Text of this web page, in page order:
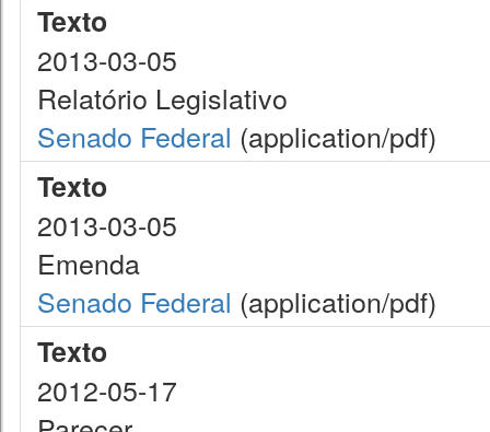
Texto
2013-03-05
Relatório Legislativo
Senado Federal (application/pdf)
Texto
2013-03-05
Emenda
Senado Federal (application/pdf)
Texto
2012-05-17